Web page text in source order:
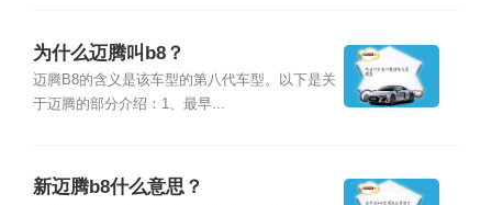
为什么迈腾叫b8？
迈腾B8的含义是该车型的第八代车型。以下是关
于迈腾的部分介绍：1、最早...
新迈腾b8什么意思？